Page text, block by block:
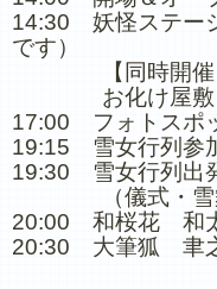
14:30 妖怪ステー
です）
【同時開催
お化け屋敷
17:00 フォトスポ
19:15 雪女行列参
19:30 雪女行列出
（儀式・雪舞
20:00 和桜花 和
20:30 大筆狐 聿